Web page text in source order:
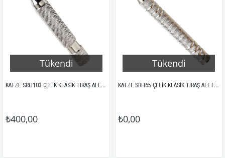
Tükendi
KATZE SRH103 ÇELİK KLASİK TIRAŞ ALETİ SAPI
₺400,00
Tükendi
KATZE SRH65 ÇELİK KLASİK TIRAŞ ALETİ SAPI
₺0,00